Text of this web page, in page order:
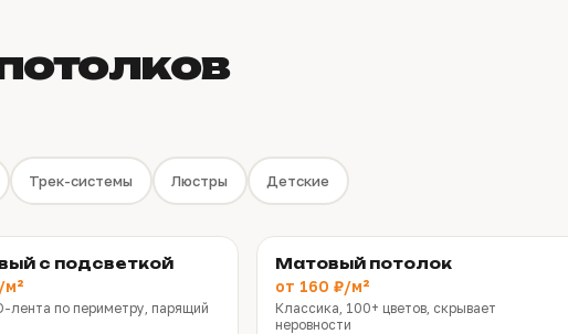
Трек-системы Люстры Детские
с подсветкой
м²
лента по периметру, парящий
Матовый потолок
от 160 ₽/м²
Классика, 100+ цветов, скрывает
неровности